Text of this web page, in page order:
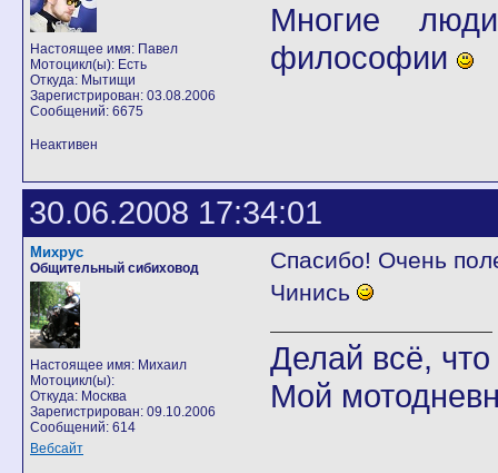
Настоящее имя: Павел
Мотоцикл(ы): Есть
Откуда: Мытищи
Зарегистрирован: 03.08.2006
Сообщений: 6675
Многие
философии
Неактивен
30.06.2008 17:34:01
Михрус
Общительный сибиховод
Настоящее имя: Михаил
Мотоцикл(ы):
Откуда: Москва
Зарегистрирован: 09.10.2006
Сообщений: 614
Вебсайт
Спасибо! Очень
Чинись
Делай всё, что
Мой